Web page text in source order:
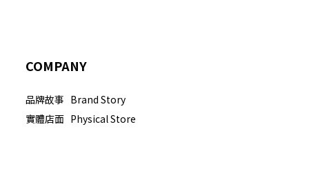
COMPANY
品牌故事 Brand Story
實體店面 Physical Store